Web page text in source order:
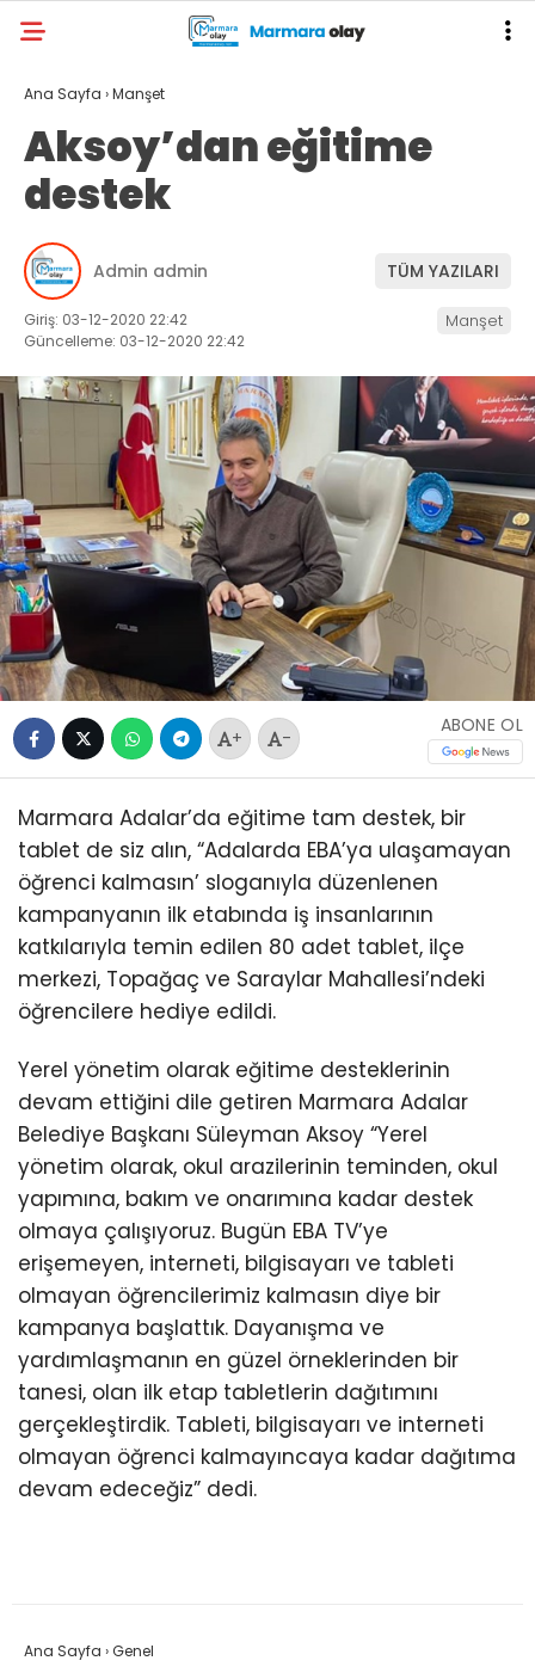
Ana Sayfa ›Manşet
Aksoy’dan eğitime
destek
Admin admin TÜM YAZILARI
Giriş: 03-12-2020 22:42
Güncelleme: 03-12-2020 22:42
Manşet
+ -
ABONE OL
Marmara Adalar’da eğitime tam destek, bir
tablet de siz alın, “Adalarda EBA’ya ulaşamayan
öğrenci kalmasın’ sloganıyla düzenlenen
kampanyanın ilk etabında iş insanlarının
katkılarıyla temin edilen 80 adet tablet, ilçe
merkezi, Topağaç ve Saraylar Mahallesi’ndeki
öğrencilere hediye edildi.
Yerel yönetim olarak eğitime desteklerinin
devam ettiğini dile getiren Marmara Adalar
Belediye Başkanı Süleyman Aksoy “Yerel
yönetim olarak, okul arazilerinin teminden, okul
yapımına, bakım ve onarımına kadar destek
olmaya çalışıyoruz. Bugün EBA TV’ye
erişemeyen, interneti, bilgisayarı ve tableti
olmayan öğrencilerimiz kalmasın diye bir
kampanya başlattık. Dayanışma ve
yardımlaşmanın en güzel örneklerinden bir
tanesi, olan ilk etap tabletlerin dağıtımını
gerçekleştirdik. Tableti, bilgisayarı ve interneti
olmayan öğrenci kalmayıncaya kadar dağıtıma
devam edeceğiz” dedi.
Ana Sayfa ›Genel